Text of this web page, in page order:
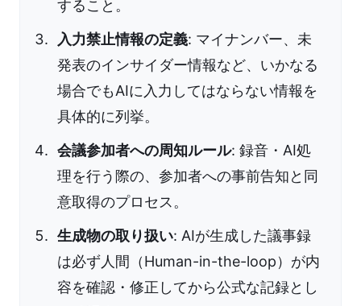
すること。
入力禁止情報の定義: マイナンバー、未
発表のインサイダー情報など、いかなる
場合でもAIに入力してはならない情報を
具体的に列挙。
会議参加者への周知ルール: 録音・AI処
理を行う際の、参加者への事前告知と同
意取得のプロセス。
生成物の取り扱い: AIが生成した議事録
は必ず人間（Human-in-the-loop）が内
容を確認・修正してから公式な記録とし